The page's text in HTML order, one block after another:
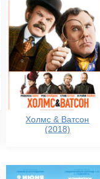
Холмс & Ватсон
(2018)